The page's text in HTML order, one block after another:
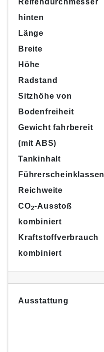
hinten
Länge
Breite
Höhe
Radstand
Sitzhöhe von
Bodenfreiheit
Gewicht fahrbereit
(mit ABS)
Tankinhalt
Führerscheinklassen
Reichweite
CO2-Ausstoß
kombiniert
Kraftstoffverbrauch
kombiniert
Ausstattung